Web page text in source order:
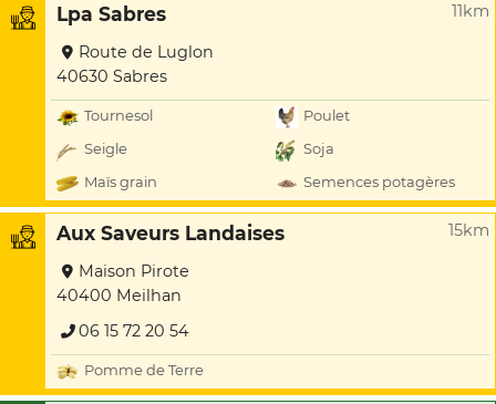
Lpa Sabres 11km
Route de Luglon
40630 Sabres
Tournesol
Poulet
Seigle
Soja
Maïs grain
Semences potagères
Aux Saveurs Landaises 15km
Maison Pirote
40400 Meilhan
06 15 72 20 54
Pomme de Terre